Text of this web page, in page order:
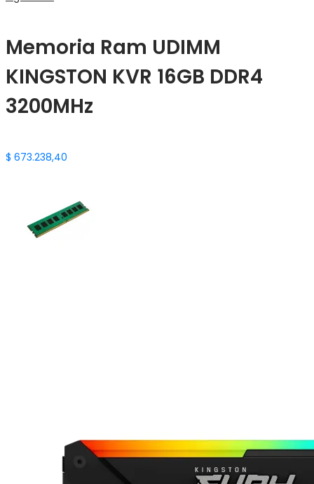
Memoria Ram UDIMM
KINGSTON KVR 16GB DDR4
3200MHz
$ 673.238,40